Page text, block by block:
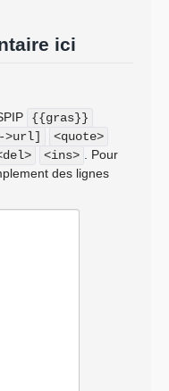
ici
{{gras}}
>url]
<quote>
<ins>
. Pour
des lignes